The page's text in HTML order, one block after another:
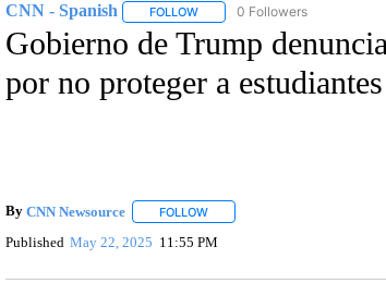
CNN - Spanish FOLLOWFOLLOW "CNN - SPANISH" TO
0 Followers
Gobierno de Trump
por no proteger a
By CNN Newsource FOLLOWFOLLOW "" TO RECEIVE
Published May 22, 2025 11:55 PM